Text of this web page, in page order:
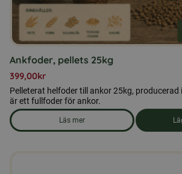
Ankfoder, pellets 25kg
399,00kr
Pelleterat helfoder till ankor 25kg, producerad
är ett fullfoder för ankor.
Läs mer
om produkten Ankfoder, pellets